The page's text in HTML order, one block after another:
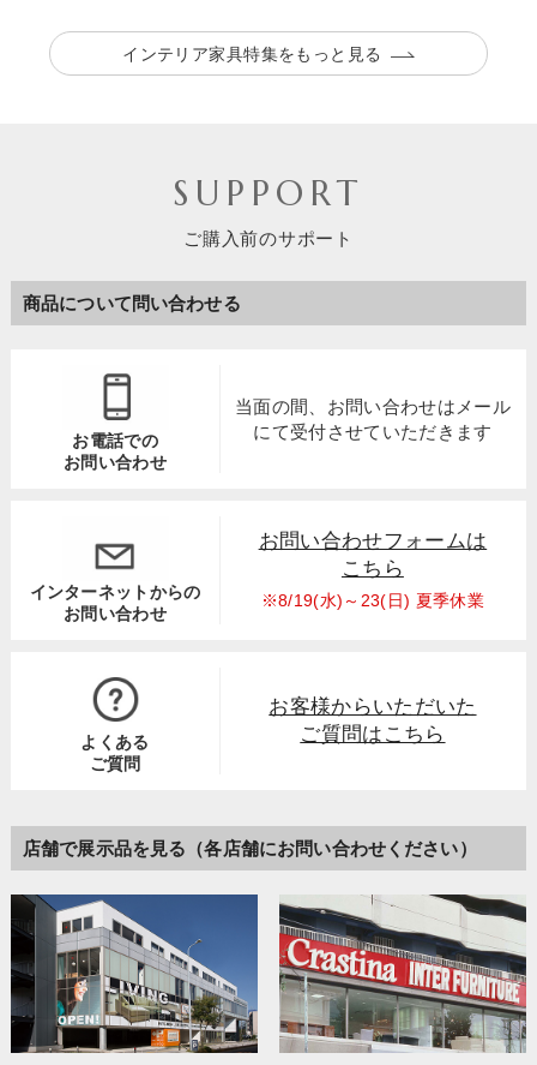
インテリア家具特集をもっと見る
SUPPORT
ご購入前のサポート
商品について問い合わせる
お電話での
お問い合わせ
当面の間、お問い合わせは メール
にて受付させていただきます
インターネットからの
お問い合わせ
お問い合わせフォームは
こちら
※8/19(水)～23(日) 夏季休業
よくある
ご質問
お客様からいただいた
ご質問はこちら
店舗で展示品を見る（各店舗にお問い合わせください）